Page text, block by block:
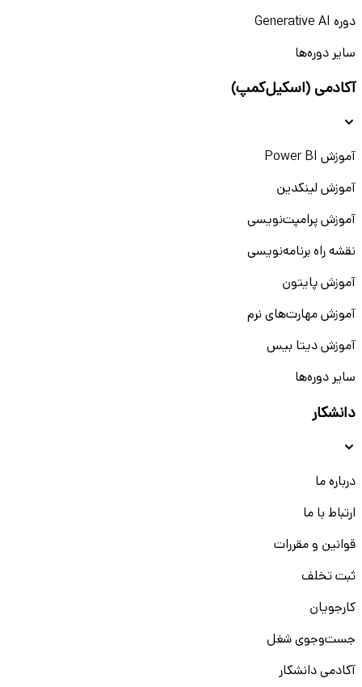
دوره Generative AI
سایر دوره‌ها
آکادمی (اسکیل‌کمپ)
آموزش Power BI
آموزش لینکدین
آموزش پرامپت‌نویسی
نقشه راه برنامه‌نویسی
آموزش پایتون
آموزش مهارت‌های نرم
آموزش دیتا بیس
سایر دوره‌ها
دانشکار
درباره ما
ارتباط با ما
قوانین و مقررات
ثبت تخلف
کارجویان
جست‌و‌جوی شغل
آکادمی دانشکار